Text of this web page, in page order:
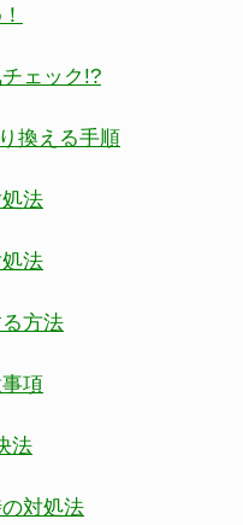
ェック!?
換える手順
法
法
方法
項
法
対処法